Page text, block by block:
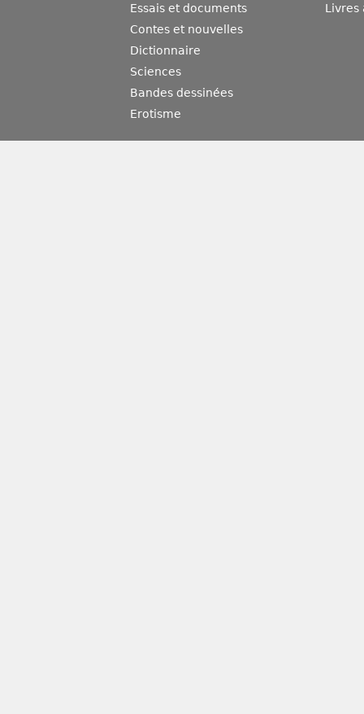
Essais et documents
Contes et nouvelles
Dictionnaire
Sciences
Bandes dessinées
Erotisme
Livres